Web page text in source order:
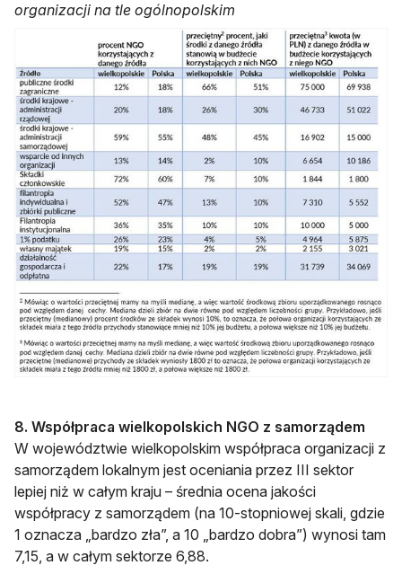
organizacji na tle ogólnopolskim
8. Współpraca wielkopolskich NGO z samorządem
W województwie wielkopolskim współpraca organizacji z
samorządem lokalnym jest oceniania przez III sektor
lepiej niż w całym kraju – średnia ocena jakości
współpracy z samorządem (na 10-stopniowej skali, gdzie
1 oznacza „bardzo zła”, a 10 „bardzo dobra”) wynosi tam
7,15, a w całym sektorze 6,88.